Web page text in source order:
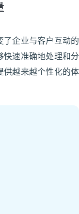
了企业与客户互动的
快速准确地处理和分
供越来越个性化的体